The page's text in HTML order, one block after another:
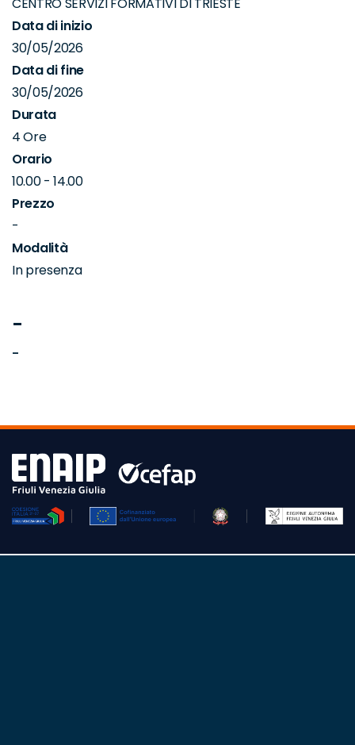
Data di inizio
30/05/2026
Data di fine
30/05/2026
Durata
4 Ore
Orario
10.00 - 14.00
Prezzo
-
Modalità
In presenza
-
-